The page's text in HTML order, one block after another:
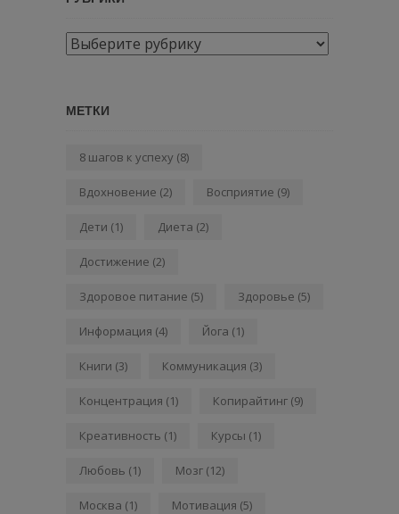
Рубрики
МЕТКИ
8 шагов к успеху (8)
Вдохновение (2) Восприятие (9)
Дети (1) Диета (2)
Достижение (2)
Здоровое питание (5) Здоровье (5)
Информация (4) Йога (1)
Книги (3) Коммуникация (3)
Концентрация (1) Копирайтинг (9)
Креативность (1) Курсы (1)
Любовь (1) Мозг (12)
Москва (1) Мотивация (5)